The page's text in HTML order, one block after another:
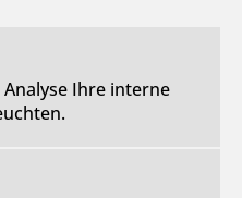
Ihre interne